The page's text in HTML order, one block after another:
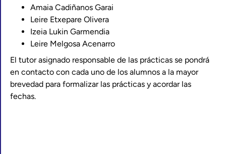
Amaia Cadiñanos Garai
Leire Etxepare Olivera
Izeia Lukin Garmendia
Leire Melgosa Acenarro
El tutor asignado responsable de las prácticas se pondrá
en contacto con cada uno de los alumnos a la mayor
brevedad para formalizar las prácticas y acordar las
fechas.